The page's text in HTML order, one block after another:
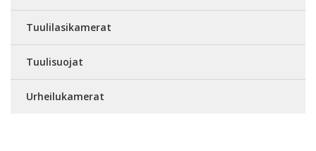
Tuulilasikamerat
Tuulisuojat
Urheilukamerat